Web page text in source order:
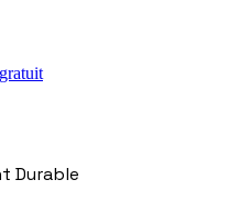
Durable